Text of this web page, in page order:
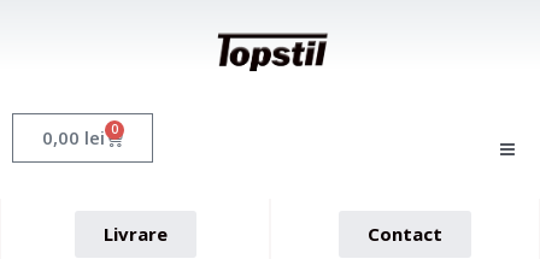
0,00 lei 0 Cart
Livrare Contact